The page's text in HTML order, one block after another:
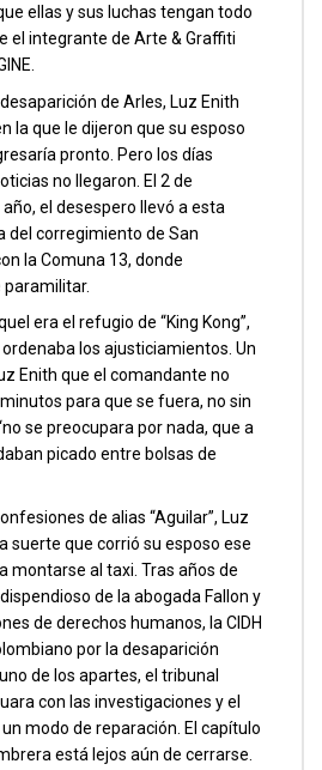
ellas y sus luchas tengan todo
el integrante de Arte & Graffiti
de Arles, Luz Enith
la que le dijeron que su esposo
pronto. Pero los días
no llegaron. El 2 de
el desespero llevó a esta
del corregimiento de San
la Comuna 13, donde
era el refugio de “King Kong”,
los ajusticiamientos. Un
Enith que el comandante no
para que se fuera, no sin
se preocupara por nada, que a
picado entre bolsas de
de alias “Aguilar”, Luz
suerte que corrió su esposo ese
montarse al taxi. Tras años de
de la abogada Fallon y
de derechos humanos, la CIDH
por la desaparición
de los apartes, el tribunal
con las investigaciones y el
modo de reparación. El capítulo
está lejos aún de cerrarse.